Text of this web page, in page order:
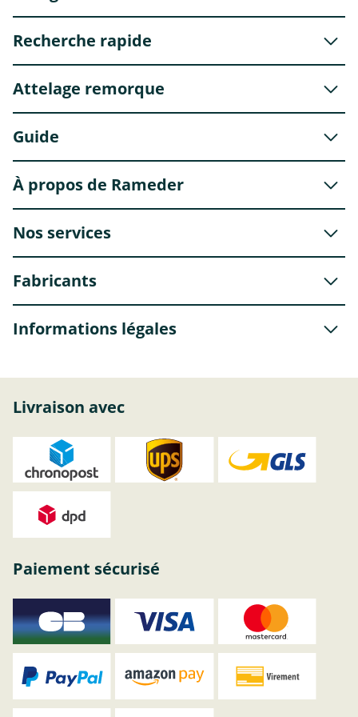
Recherche rapide
Attelage remorque
Guide
À propos de Rameder
Nos services
Fabricants
Informations légales
Livraison avec
Paiement sécurisé